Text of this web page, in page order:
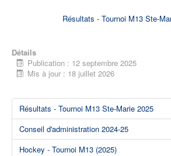
Résultats - Tournoi M13 Ste-
Détails
Publication : 12 septembre 2025
Mis à jour : 18 juillet 2026
Résultats - Tournoi M13 Ste-Marie 2025
Conseil d'administration 2024-25
Hockey - Tournoi M13 (2025)